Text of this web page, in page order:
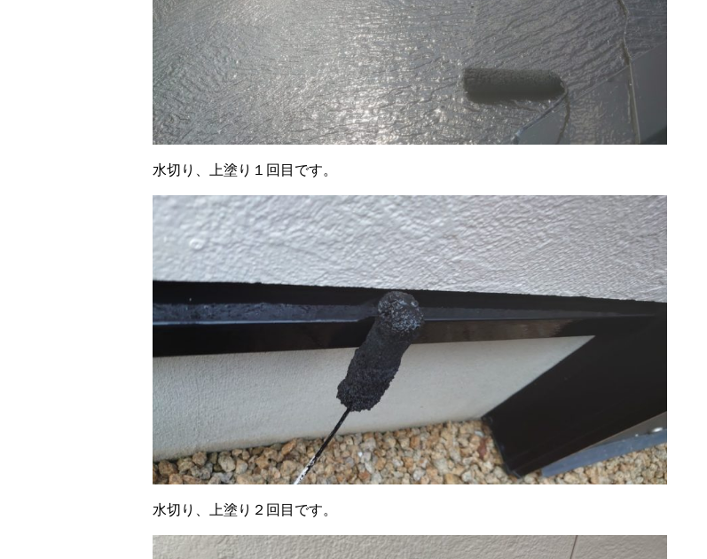
水切り、上塗り１回目です。
水切り、上塗り２回目です。